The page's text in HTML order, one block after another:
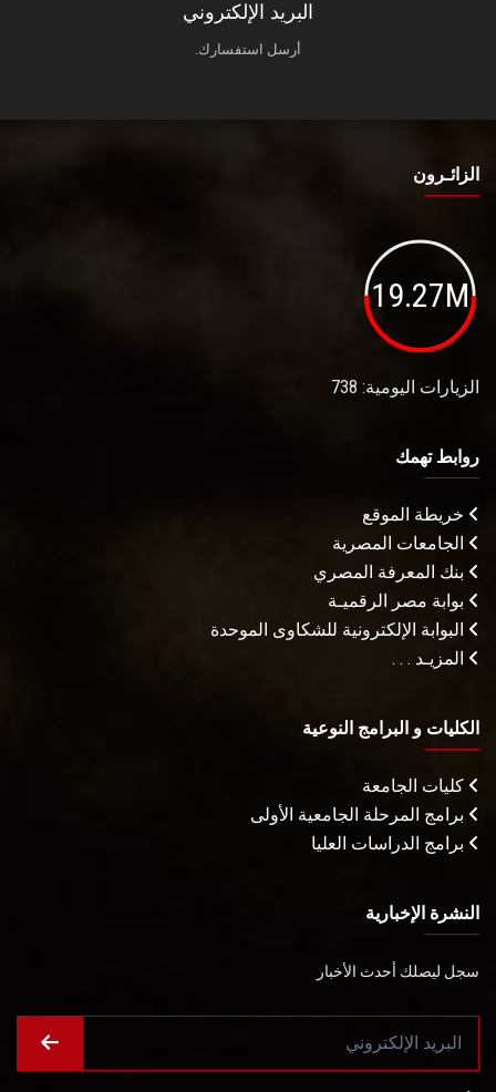
البريد الإلكتروني
أرسل استفسارك.
الزائـرون
19.27M
الزيارات اليومية: 738
روابط تهمك
خريطة الموقع
الجامعات المصرية
بنك المعرفة المصري
بوابة مصر الرقميـة
البوابة الإلكترونية للشكاوى الموحدة
المزيـد . . .
الكليات و البرامج النوعية
كليات الجامعة
برامج المرحلة الجامعية الأولى
برامج الدراسات العليا
النشرة الإخبارية
سجل ليصلك أحدث الأخبار